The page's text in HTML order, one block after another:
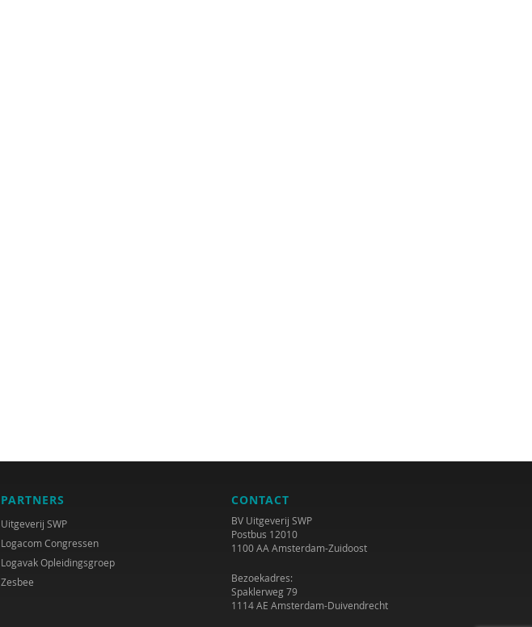
PARTNERS
Uitgeverij SWP
Logacom Congressen
Logavak Opleidingsgroep
Zesbee
CONTACT
BV Uitgeverij SWP
Postbus 12010
1100 AA Amsterdam-Zuidoost
Bezoekadres:
Spaklerweg 79
1114 AE Amsterdam-Duivendrecht